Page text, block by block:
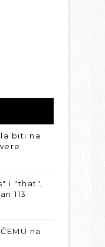
biti na
i "that",
113
na